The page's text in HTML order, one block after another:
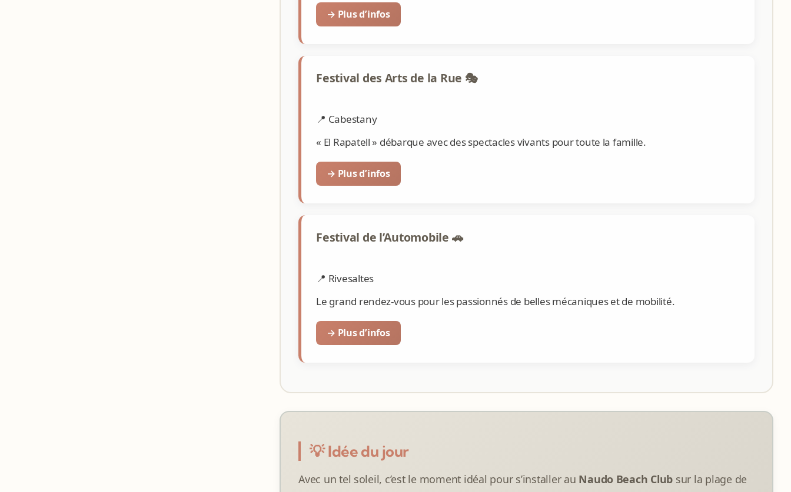
→ Plus d’infos
Festival des Arts de la Rue 🎭
📍 Cabestany
« El Rapatell » débarque avec des spectacles vivants pour toute la famille.
→ Plus d’infos
Festival de l’Automobile 🚗
📍 Rivesaltes
Le grand rendez-vous pour les passionnés de belles mécaniques et de mobilité.
→ Plus d’infos
💡 Idée du jour
Avec un tel soleil, c’est le moment idéal pour s’installer au Naudo Beach Club sur la plage de